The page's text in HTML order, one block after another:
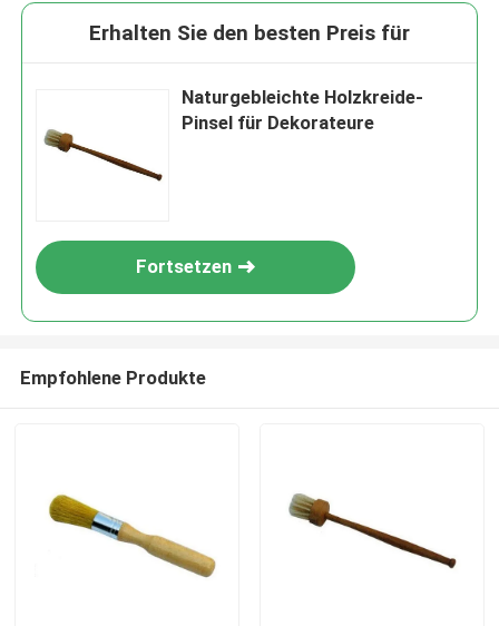
Erhalten Sie den besten Preis für
Naturgebleichte Holzkreide-
Pinsel für Dekorateure
Fortsetzen
Empfohlene Produkte